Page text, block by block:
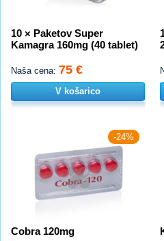
10 × Paketov Super
Kamagra 160mg (40 tablet)
Naša cena: 75 €
V košarico
-24%
Cobra 120mg